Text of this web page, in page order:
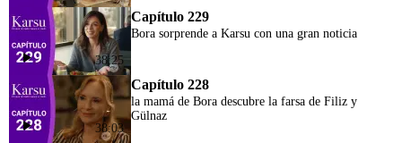
38:25
Capítulo 229
Bora sorprende a Karsu con una gran noticia
38:03
Capítulo 228
la mamá de Bora descubre la farsa de Filiz y
Gülnaz